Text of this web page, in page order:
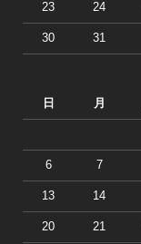
23 24
30 31
日 月
6 7
13 14
20 21